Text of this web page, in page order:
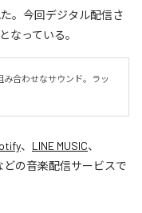
た。今回デジタル配信さ
なっている。
合わせなサウンド。ラッ
、 LINE MUSIC、
どの音楽配信サービスで